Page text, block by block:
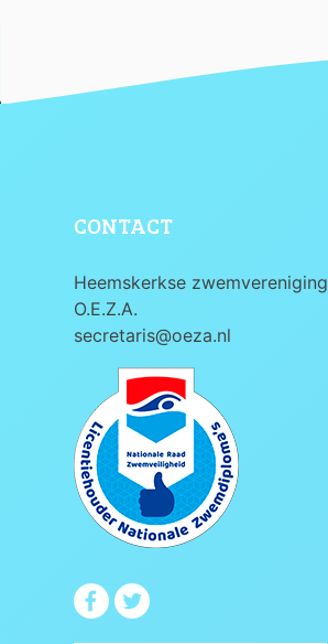
CONTACT
Heemskerkse zwemvereniging
O.E.Z.A.
secretaris@oeza.nl